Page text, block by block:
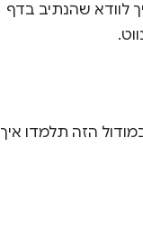
לוודא שהנתיב בדף
הזה תלמדו איך